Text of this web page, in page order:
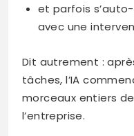
et parfois
avec une
Dit autrement :
tâches, l’IA
morceaux entiers
l’entreprise.